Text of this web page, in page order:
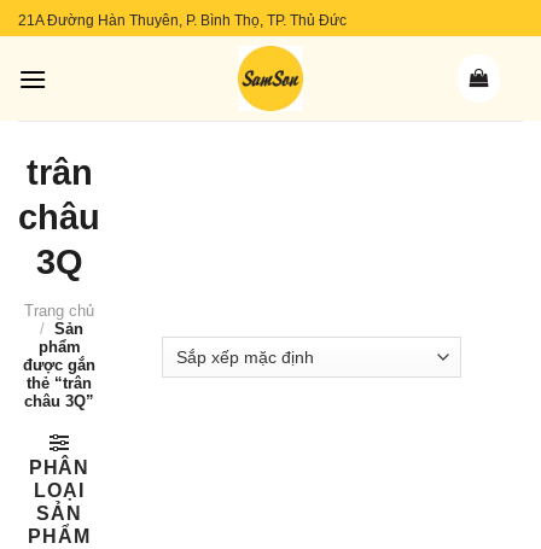
Skip
content
21A Đường Hàn Thuyên, P. Bình Thọ, TP. Thủ Đức
trân
châu
3Q
Trang chủ
/ Sản
phẩm
được gắn
thẻ “trân
châu 3Q”
PHÂN
LOẠI
SẢN
PHẨM